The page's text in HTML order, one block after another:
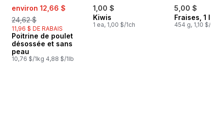
sale:
environ 12,66 $
, formerly:
24,62 $
11,96 $ DE RABAIS
Poitrine de poulet
désossée et sans
peau
10,76 $/1kg 4,88 $/1lb
1,00 $
Kiwis
1 ea, 1,00 $/1ch
5,00 $
Fraises, 1 lb
454 g, 1,10 $/